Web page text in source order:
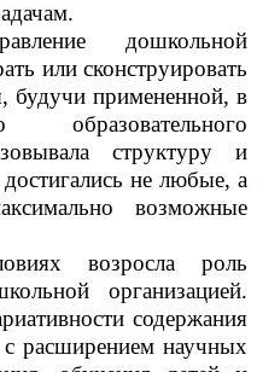
дошкольной
или сконструировать
будучи примененной, в
образовательного
структуру и
не любые, а
возможные
возросла роль
организацией.
содержания
расширением научных